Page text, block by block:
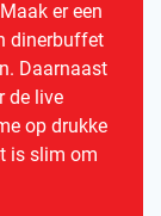
er een
dinerbuffet
Daarnaast
de live
op drukke
is slim om